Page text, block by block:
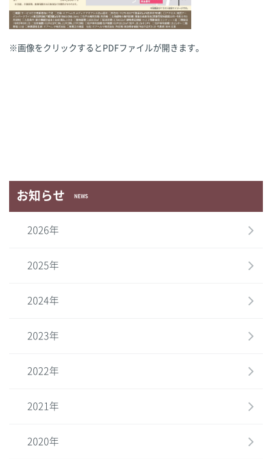
※画像をクリックするとPDFファイルが開きます。
お知らせ NEWS
2026年
2025年
2024年
2023年
2022年
2021年
2020年